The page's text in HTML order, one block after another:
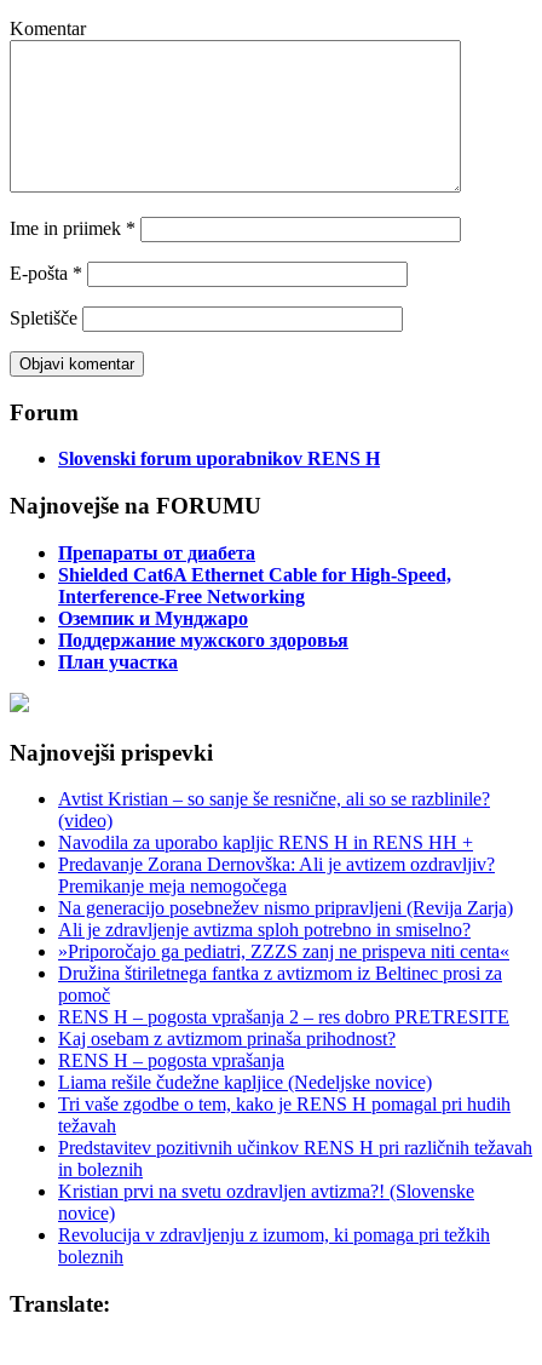
Komentar
Ime in priimek *
E-pošta *
Spletišče
Forum
Slovenski forum uporabnikov RENS H
Najnovejše na FORUMU
Препараты от диабета
Shielded Cat6A Ethernet Cable for High-Speed,
Interference-Free Networking
Оземпик и Мунджаро
Поддержание мужского здоровья
План участка
Najnovejši prispevki
Avtist Kristian – so sanje še resnične, ali so se razblinile?
(video)
Navodila za uporabo kapljic RENS H in RENS HH +
Predavanje Zorana Dernovška: Ali je avtizem ozdravljiv?
Premikanje meja nemogočega
Na generacijo posebnežev nismo pripravljeni (Revija Zarja)
Ali je zdravljenje avtizma sploh potrebno in smiselno?
»Priporočajo ga pediatri, ZZZS zanj ne prispeva niti centa«
Družina štiriletnega fantka z avtizmom iz Beltinec prosi za
pomoč
RENS H – pogosta vprašanja 2 – res dobro PRETRESITE
Kaj osebam z avtizmom prinaša prihodnost?
RENS H – pogosta vprašanja
Liama rešile čudežne kapljice (Nedeljske novice)
Tri vaše zgodbe o tem, kako je RENS H pomagal pri hudih
težavah
Predstavitev pozitivnih učinkov RENS H pri različnih težavah
in boleznih
Kristian prvi na svetu ozdravljen avtizma?! (Slovenske
novice)
Revolucija v zdravljenju z izumom, ki pomaga pri težkih
boleznih
Translate: